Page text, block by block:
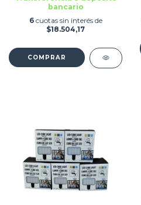
bancario
6 cuotas sin interés de
$18.504,17